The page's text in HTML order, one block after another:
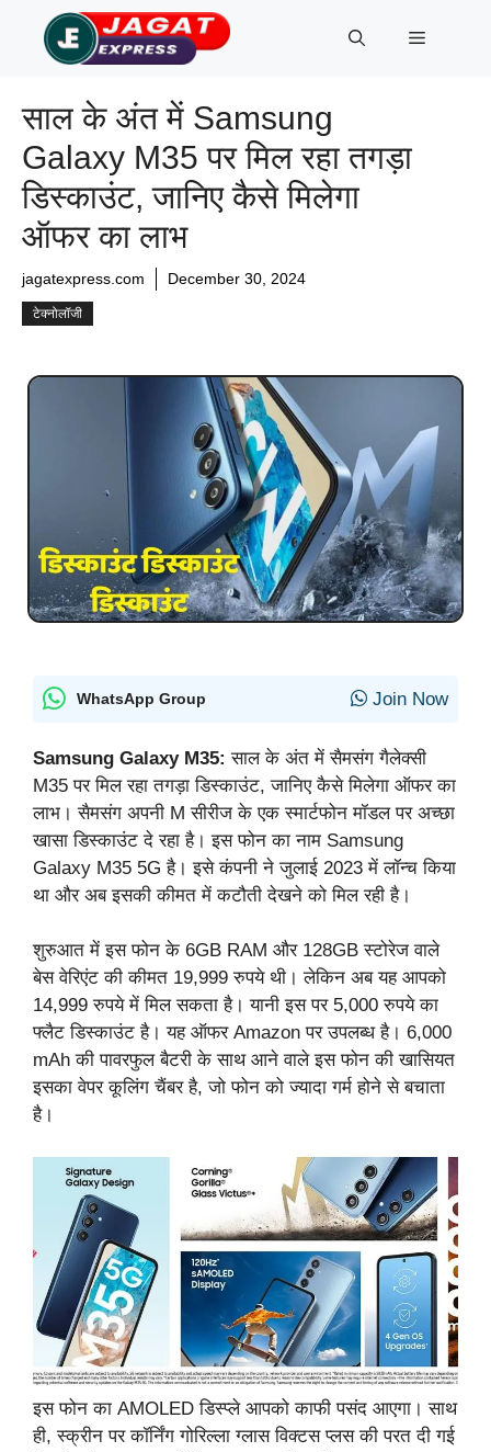
content
Menu
साल के अंत में Samsung
Galaxy M35 पर मिल रहा तगड़ा
ड‍िस्‍काउंट, जानिए कैसे मिलेगा
ऑफर का लाभ
jagatexpress.com December 30, 2024
टेक्नोलॉजी
WhatsApp Group Join Now
Samsung Galaxy M35:साल के अंत में सैमसंग गैलेक्सी
M35 पर मिल रहा तगड़ा ड‍िस्‍काउंट, जानिए कैसे मिलेगा ऑफर का
लाभ। सैमसंग अपनी M सीरीज के एक स्मार्टफोन मॉडल पर अच्छा
खासा डिस्काउंट दे रहा है। इस फोन का नाम Samsung
Galaxy M35 5G है। इसे कंपनी ने जुलाई 2023 में लॉन्च किया
था और अब इसकी कीमत में कटौती देखने को मिल रही है।
शुरुआत में इस फोन के 6GB RAM और 128GB स्टोरेज वाले
बेस वेरिएंट की कीमत 19,999 रुपये थी। लेकिन अब यह आपको
14,999 रुपये में मिल सकता है। यानी इस पर 5,000 रुपये का
फ्लैट डिस्काउंट है। यह ऑफर Amazon पर उपलब्ध है। 6,000
mAh की पावरफुल बैटरी के साथ आने वाले इस फोन की खासियत
इसका वेपर कूलिंग चैंबर है, जो फोन को ज्यादा गर्म होने से बचाता
है।
इस फोन का AMOLED डिस्प्ले आपको काफी पसंद आएगा। साथ
ही, स्क्रीन पर कॉर्निंग गोरिल्ला ग्लास विक्टस प्लस की परत दी गई